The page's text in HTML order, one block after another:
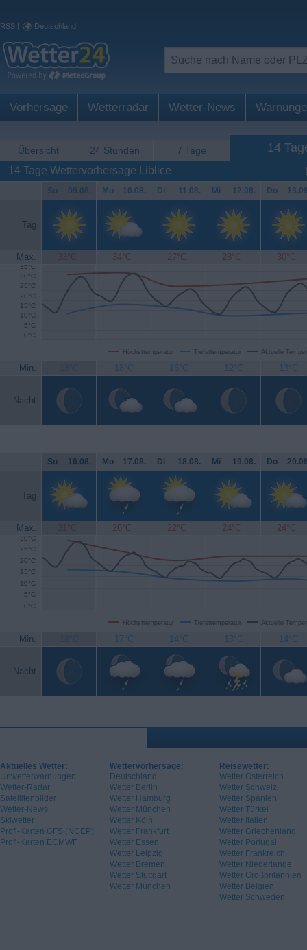
RSS | Deutschland
Vorhersage Wetterradar Wetter-News
Übersicht 24 Stunden 7 Tage 14
14 Tage Wettervorhersage Liblice
So. 09.08. Mo. 10.08. Di. 11.08. Mi. 12.08. Do.
Tag
Max. 33°C 34°C 27°C 28°C 30°C
Höchsttemperatur Tiefsttemperatur Aktuelle
0°C
5°C
10°C
15°C
20°C
25°C
30°C
35°C
Min. 13°C 18°C 16°C 12°C 13°C
Nacht
So. 16.08. Mo. 17.08. Di. 18.08. Mi. 19.08. Do.
Tag
Max. 31°C 26°C 22°C 24°C 24°C
Höchsttemperatur Tiefsttemperatur Aktuelle
0°C
5°C
10°C
15°C
20°C
25°C
30°C
Min. 18°C 17°C 14°C 13°C 14°C
Nacht
Aktuelles Wetter:
Unwetterwarnungen
Wetter-Radar
Satellitenbilder
Wetter-News
Skiwetter
Profi-Karten GFS (NCEP)
Profi-Karten ECMWF
Wettervorhersage:
Deutschland
Wetter Berlin
Wetter Hamburg
Wetter München
Wetter Köln
Wetter Frankfurt
Wetter Essen
Wetter Leipzig
Wetter Bremen
Wetter Stuttgart
Wetter München
Reisewetter:
Wetter Österreich
Wetter Schweiz
Wetter Spanien
Wetter Türkei
Wetter Italien
Wetter Griechenland
Wetter Portugal
Wetter Frankreich
Wetter Niederlande
Wetter Großbritannien
Wetter Belgien
Wetter Schweden